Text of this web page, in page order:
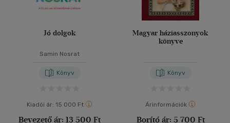
Gyermek(4)
mind
(1)
Jó dolgok
Samin Nosrat
Könyv
Kiadói ár: 15 000 Ft
Bevezető ár: 13 500 Ft
Magyar háziasszonyok
könyve
Könyv
Árinformációk
Borító ár: 5 700 Ft